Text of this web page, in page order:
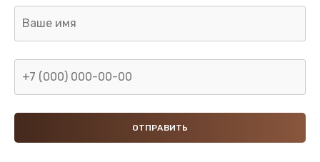
Ремонт разъема SIM-карты
Заказать